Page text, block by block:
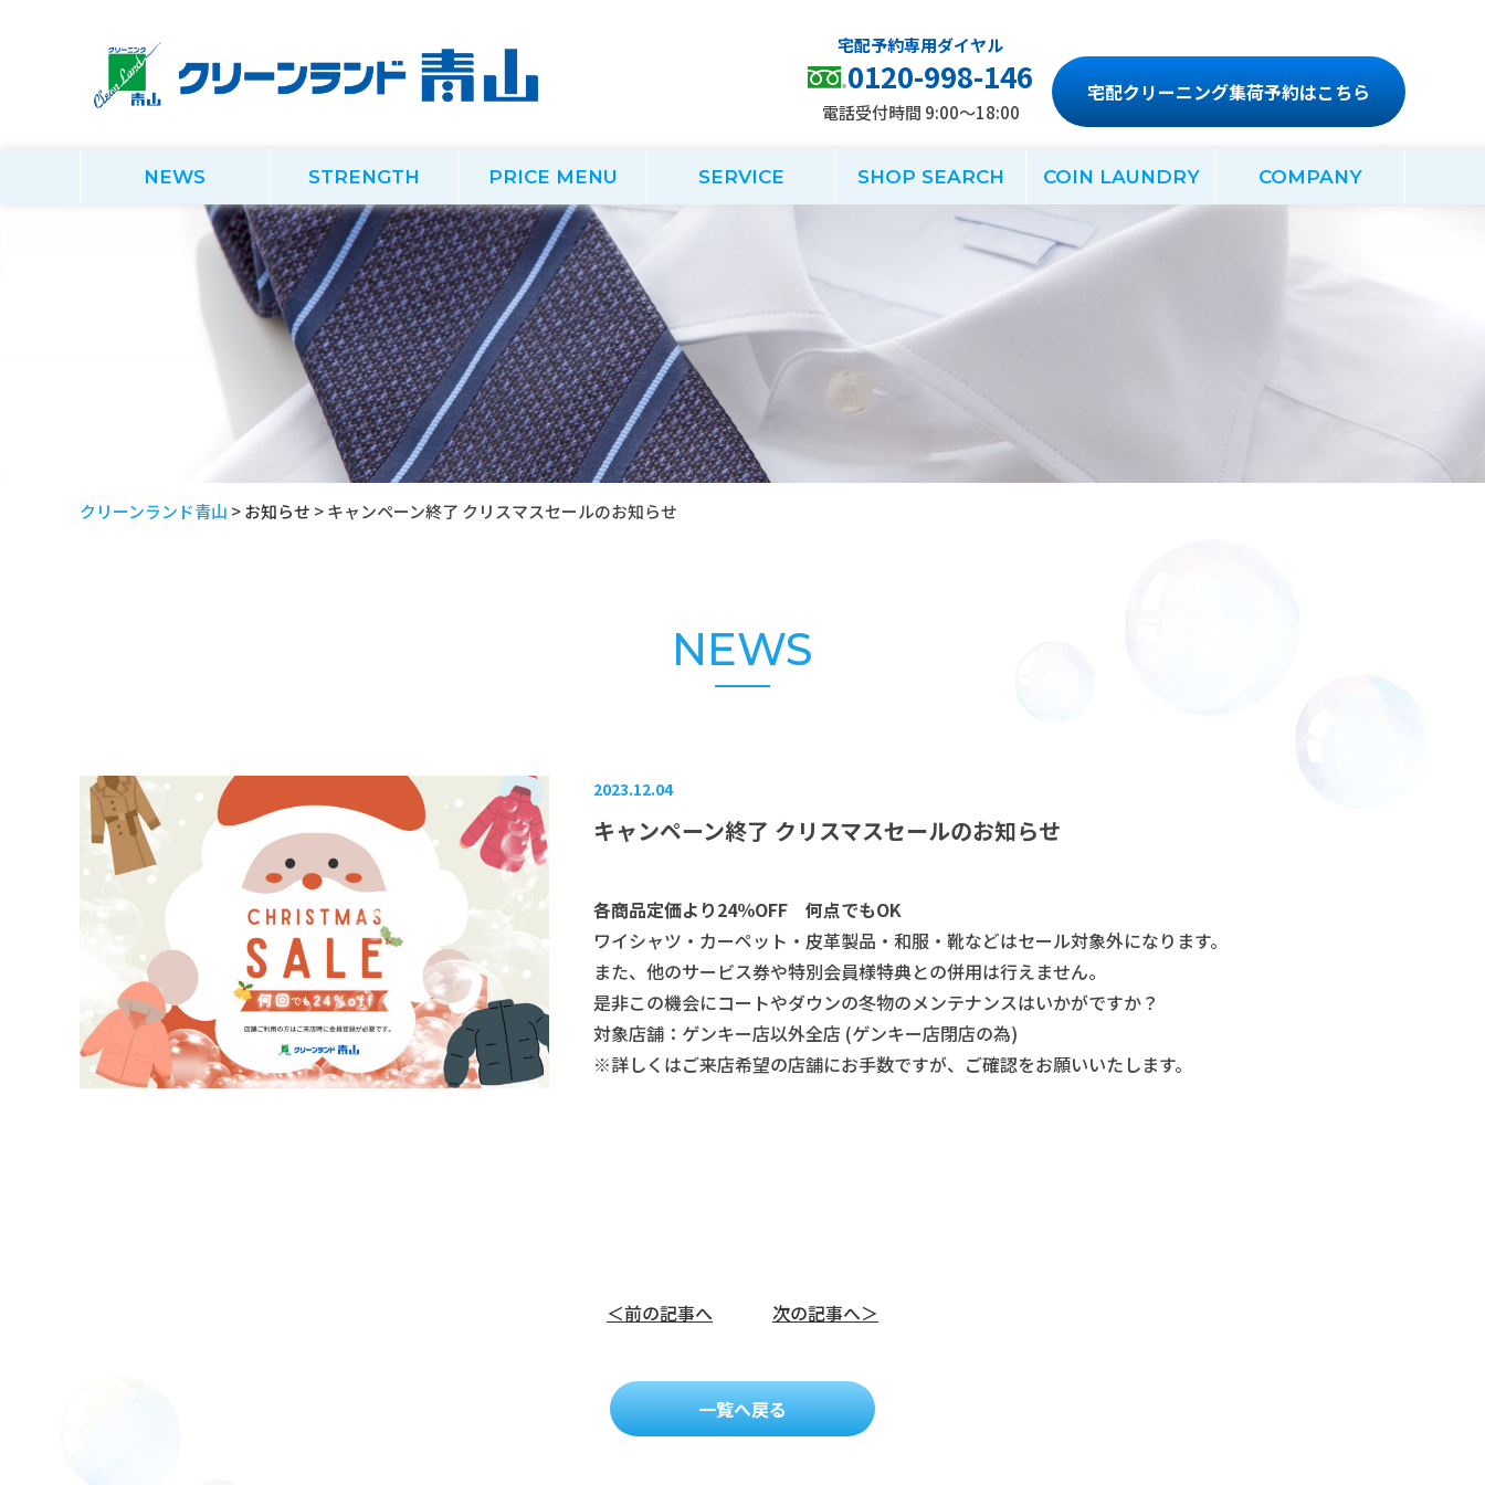
0120-998-146
電話受付時間 9:00～18:00
宅配クリーニング集荷予約はこちら
NEWS STRENGTH PRICE MENU SERVICE SHOP SEARCH COIN LAUNDRY COMPANY
クリーンランド青山 >お知らせ >キャンペーン終了 クリスマスセールのお知らせ
NEWS
2023.12.04
キャンペーン終了 クリスマスセールのお知らせ
各商品定価より24％OFF 何点でもOK
ワイシャツ・カーペット・皮革製品・和服・靴などはセール対象外になります。
また、他のサービス券や特別会員様特典との併用は行えません。
是非この機会にコートやダウンの冬物のメンテナンスはいかがですか？
対象店舗：ゲンキー店以外全店 (ゲンキー店閉店の為)
※詳しくはご来店希望の店舗にお手数ですが、ご確認をお願いいたします。
＜前の記事へ 次の記事へ＞
一覧へ戻る